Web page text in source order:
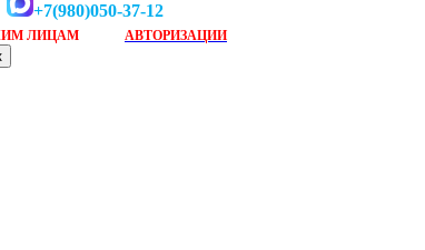
+7(980)050-37-12
ЛИЦАМ АВТОРИЗАЦИИ